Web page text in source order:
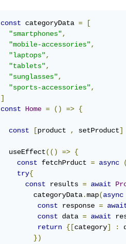
const categoryData =
[
"smartphones",
"mobile-accessories",
"laptops",
"tablets",
"sunglasses",
"sports-accessories",
]
const
Home = () => {
const [product , setProduct]
  useEffect
(() => {
const fetchPrduct = async
try{
const results = await
        categoryData
.map(async
const response =
const data = await
return {[category] :
})